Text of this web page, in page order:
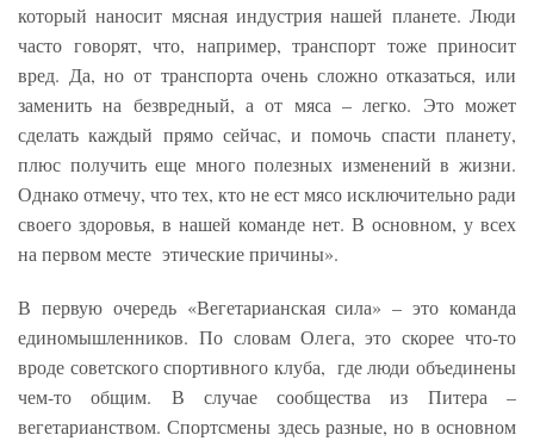
который наносит мясная индустрия нашей планете. Люди
часто говорят, что, например, транспорт тоже приносит
вред. Да, но от транспорта очень сложно отказаться, или
заменить на безвредный, а от мяса – легко. Это может
сделать каждый прямо сейчас, и помочь спасти планету,
плюс получить еще много полезных изменений в жизни.
Однако отмечу, что тех, кто не ест мясо исключительно ради
своего здоровья, в нашей команде нет. В основном, у всех
на первом месте этические причины».
В первую очередь «Вегетарианская сила» – это команда
единомышленников. По словам Олега, это скорее что-то
вроде советского спортивного клуба, где люди объединены
чем-то общим. В случае сообщества из Питера –
вегетарианством. Спортсмены здесь разные, но в основном